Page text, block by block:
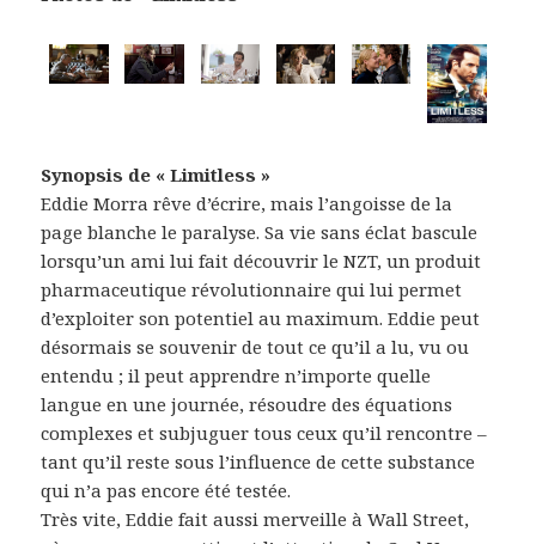
Synopsis de « Limitless »
Eddie Morra rêve d’écrire, mais l’angoisse de la
page blanche le paralyse. Sa vie sans éclat bascule
lorsqu’un ami lui fait découvrir le NZT, un produit
pharmaceutique révolutionnaire qui lui permet
d’exploiter son potentiel au maximum. Eddie peut
désormais se souvenir de tout ce qu’il a lu, vu ou
entendu ; il peut apprendre n’importe quelle
langue en une journée, résoudre des équations
complexes et subjuguer tous ceux qu’il rencontre –
tant qu’il reste sous l’influence de cette substance
qui n’a pas encore été testée.
Très vite, Eddie fait aussi merveille à Wall Street,